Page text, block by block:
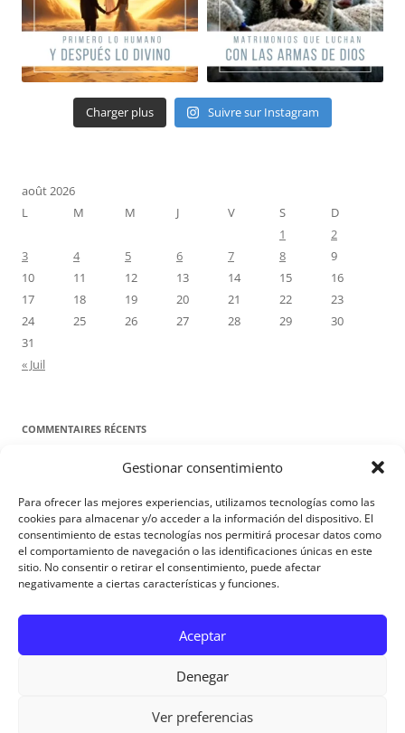
Gestionar consentimiento
Para ofrecer las mejores experiencias, utilizamos tecnologías como las
cookies para almacenar y/o acceder a la información del dispositivo. El
consentimiento de estas tecnologías nos permitirá procesar datos como
el comportamiento de navegación o las identificaciones únicas en este
sitio. No consentir o retirar el consentimiento, puede afectar
negativamente a ciertas características y funciones.
Aceptar
Denegar
Ver preferencias
Charger plus Suivre sur Instagram
août 2026
L
M M J V S
D
1
2
3
4 5 6 7 8
9
10
11 12 13 14 15
16
17
18 19 20 21 22
23
24
25 26 27 28 29
30
31
« Juil
COMMENTAIRES RÉCENTS
Proyecto Amor ConyugaldansContre toute attente. Commentaire
pour les époux : Luc 12, 8-12
Manuel MirallesdansContre toute attente. Commentaire pour les
époux : Luc 12, 8-12